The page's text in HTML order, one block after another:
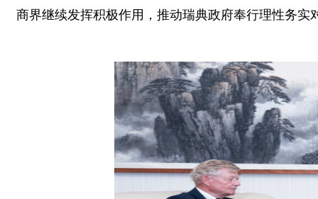
商界继续发挥积极作用，推动瑞典政府奉行理性务